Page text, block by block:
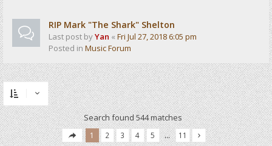
RIP Mark "The Shark" Shelton
Last post byYan « Fri Jul 27, 2018 6:05 pm
Posted in Music Forum
Search found 544 matches
1 2 3 4 5 … 11